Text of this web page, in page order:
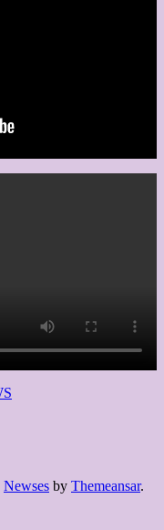
Newses by Themeansar.